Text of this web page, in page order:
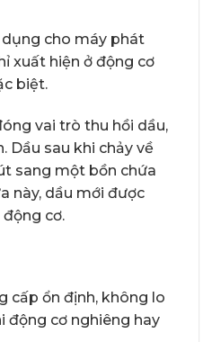
cho máy phát
xuất hiện ở động cơ
biệt.
vai trò thu hồi dầu,
Dầu sau khi chảy về
sang một bồn chứa
này, dầu mới được
cơ.
cấp ổn định, không lo
động cơ nghiêng hay